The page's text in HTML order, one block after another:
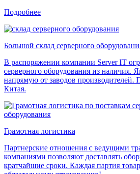
Подробнее
Большой склад серверного
В распоряжении компании Server IT
серверного оборудования из наличия.
напрямую от заводов производителей.
Китая.
Грамотная логистика
Партнерские отношения с ведущими
компаниями позволяют доставлять
кратчайшие сроки. Каждая партия